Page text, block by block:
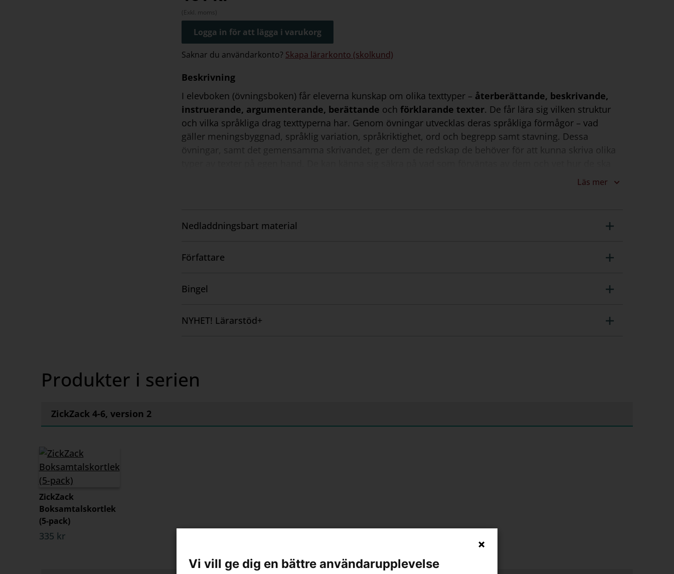
(Exkl. moms)
Logga in för att lägga i varukorg
Saknar du användarkonto? Skapa lärarkonto (skolkund)
Beskrivning
I elevboken (övningsboken) får eleverna kunskap om olika texttyper – återberättande, beskrivande,
instruerande, argumenterande, berättande och förklarande texter. De får lära sig vilken struktur
och vilka språkliga drag texttyperna har. Genom övningar utvecklas deras språkliga förmågor – vad
gäller meningsbyggnad, språklig variation, språkriktighet, ord och begrepp samt stavning. Dessa
övningar, samt det gemensamma skrivandet, ger dem de redskap de behöver för att kunna skriva olika
gå till väga för att lyckas. Varje kapitel avslutas med en checklista för bedömning. Utifrån den kan de
Läs mer
Nedladdningsbart material
Visa
Författare
Visa
Bingel
Visa
NYHET! Lärarstöd+
Visa
Produkter i serien
ZickZack 4-6, version 2
ZickZack
Boksamtalskortlek
(5-pack)
335 kr
Vi vill ge dig en bättre användarupplevelse